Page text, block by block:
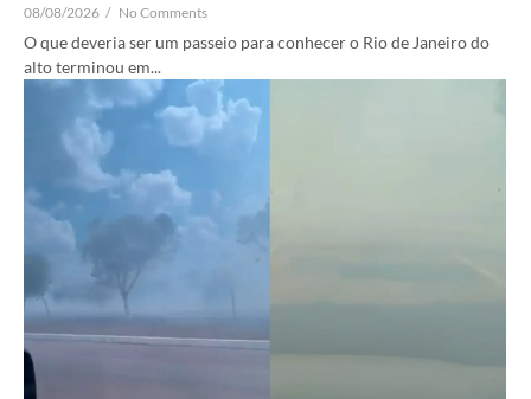
08/08/2026 / No Comments
O que deveria ser um passeio para conhecer o Rio de Janeiro do
alto terminou em...